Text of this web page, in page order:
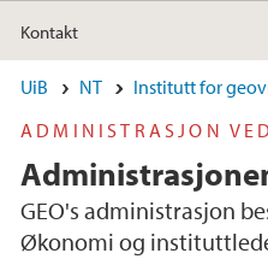
Kontakt
UiB NT Institutt for
ADMINISTRASJON
GEO's administrasjon
Økonomi og